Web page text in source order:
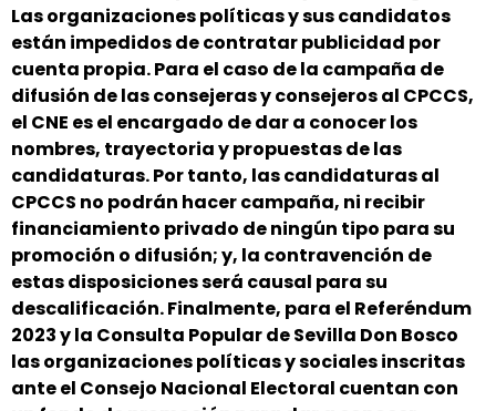
Las organizaciones políticas y sus candidatos
están impedidos de contratar publicidad por
cuenta propia. Para el caso de la campaña de
difusión de las consejeras y consejeros al CPCCS,
el CNE es el encargado de dar a conocer los
nombres, trayectoria y propuestas de las
candidaturas. Por tanto, las candidaturas al
CPCCS no podrán hacer campaña, ni recibir
financiamiento privado de ningún tipo para su
promoción o difusión; y, la contravención de
estas disposiciones será causal para su
descalificación. Finalmente, para el Referéndum
2023 y la Consulta Popular de Sevilla Don Bosco
las organizaciones políticas y sociales inscritas
ante el Consejo Nacional Electoral cuentan con